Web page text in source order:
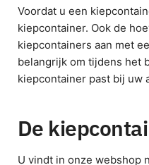
Voordat u een
kiepcontainer. Ook de
kiepcontainers aan met
belangrijk om tijdens het
kiepcontainer past bij uw
De
U vindt in onze webshop